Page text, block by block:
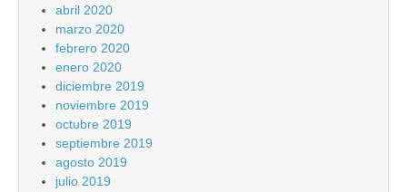
abril 2020
marzo 2020
febrero 2020
enero 2020
diciembre 2019
noviembre 2019
octubre 2019
septiembre 2019
agosto 2019
julio 2019